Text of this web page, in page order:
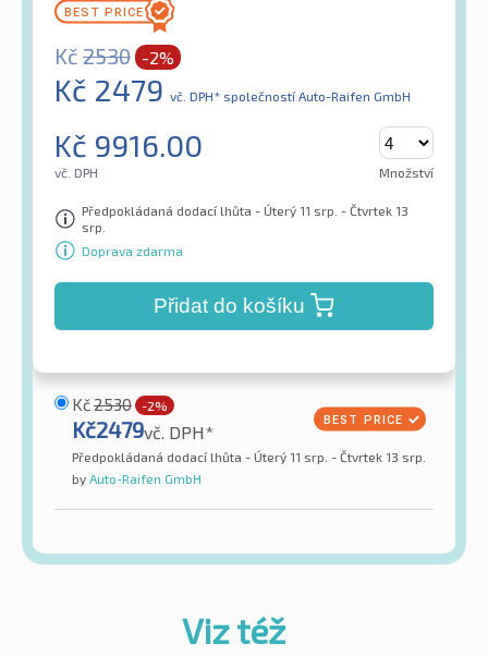
Kč 2530 -2%
Kč 2479 vč. DPH* společností Auto-Raifen GmbH
Kč 9916.00
vč. DPH Množství
Předpokládaná dodací lhůta - Úterý 11 srp. - Čtvrtek 13
srp.
Doprava zdarma
Přidat do košíku
Kč2530 -2%
Kč2479vč. DPH*
Předpokládaná dodací lhůta - Úterý 11 srp. - Čtvrtek 13 srp.
by Auto-Raifen GmbH
Viz též